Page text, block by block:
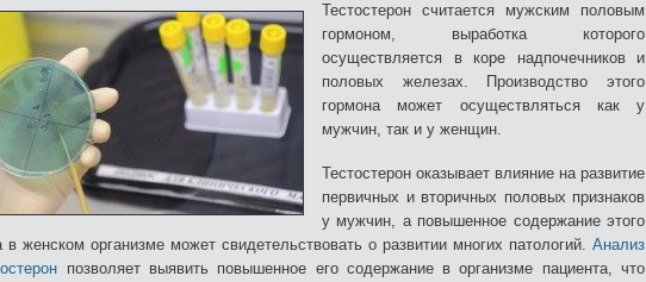
Тестостерон считается мужским половым
гормоном, выработка которого
осуществляется в коре надпочечников и
половых железах. Производство этого
гормона может осуществляться как у
мужчин, так и у женщин.
Тестостерон оказывает влияние на развитие
первичных и вторичных половых признаков
у мужчин, а повышенное содержание этого
в женском организме может свидетельствовать о развитии многих патологий. Анализ
позволяет выявить повышенное его содержание в организме пациента, что